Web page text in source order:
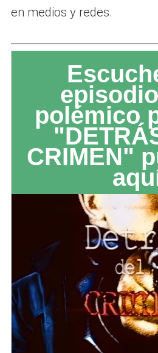
en medios y redes.
polémico
CRIMEN"